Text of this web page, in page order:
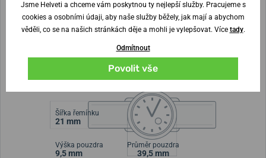
seřizují. Hodinky lze seřídit také pomocí aplikace Junghans
v chytrém telefonu, která je dostupná pro Android a
snesou běžný kontakt s vodou, jako je například déšť, či
Šířka řemínku
21 mm
Výška pouzdra
9,5 mm
Průměr pouzdra
39,5 mm
Jsme Helveti a chceme vám poskytnou ty nejlepší služby. Pracujeme s
cookies a osobními údaji, aby naše služby běžely, jak mají a abychom
věděli, co se na našich stránkách děje a mohli je vylepšovat. Více tady.
Odmítnout
Povolit vše